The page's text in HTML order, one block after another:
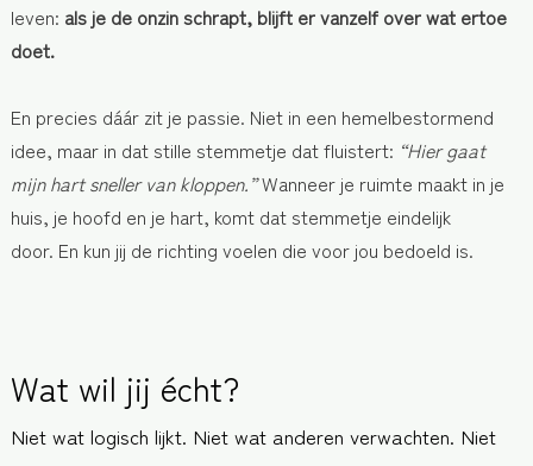
leven: als je de onzin schrapt, blijft er vanzelf over wat ertoe
doet.
En precies dáár zit je passie. Niet in een hemelbestormend
idee, maar in dat stille stemmetje dat fluistert: “Hier gaat
mijn hart sneller van kloppen.”Wanneer je ruimte maakt in je
huis, je hoofd en je hart, komt dat stemmetje eindelijk
door. En kun jij de richting voelen die voor jou bedoeld is.
Wat wil jij écht?
Niet wat logisch lijkt. Niet wat anderen verwachten. Niet